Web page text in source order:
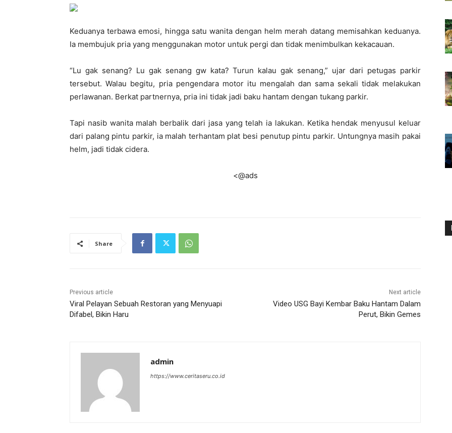
Keduanya terbawa emosi, hingga satu wanita dengan helm merah datang memisahkan keduanya.
Ia membujuk pria yang menggunakan motor untuk pergi dan tidak menimbulkan kekacauan.
“Lu gak senang? Lu gak senang gw kata? Turun kalau gak senang,” ujar dari petugas parkir
tersebut. Walau begitu, pria pengendara motor itu mengalah dan sama sekali tidak melakukan
perlawanan. Berkat partnernya, pria ini tidak jadi baku hantam dengan tukang parkir.
Tapi nasib wanita malah berbalik dari jasa yang telah ia lakukan. Ketika hendak menyusul keluar
dari palang pintu parkir, ia malah terhantam plat besi penutup pintu parkir. Untungnya masih pakai
helm, jadi tidak cidera.
<@ads
Share
Previous article
Viral Pelayan Sebuah Restoran yang Menyuapi
Difabel, Bikin Haru
Next article
Video USG Bayi Kembar Baku Hantam Dalam
Perut, Bikin Gemes
admin
https://www.ceritaseru.co.id